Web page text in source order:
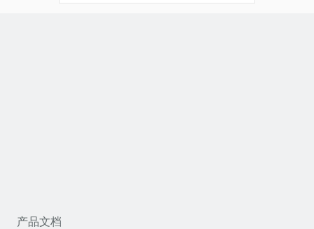
产品文档